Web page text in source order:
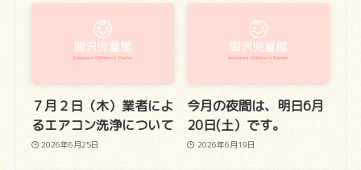
７月２日（木）業者によ
るエアコン洗浄について
2026年6月25日
今月の夜間は、明日6月
20日(土）です。
2026年6月19日